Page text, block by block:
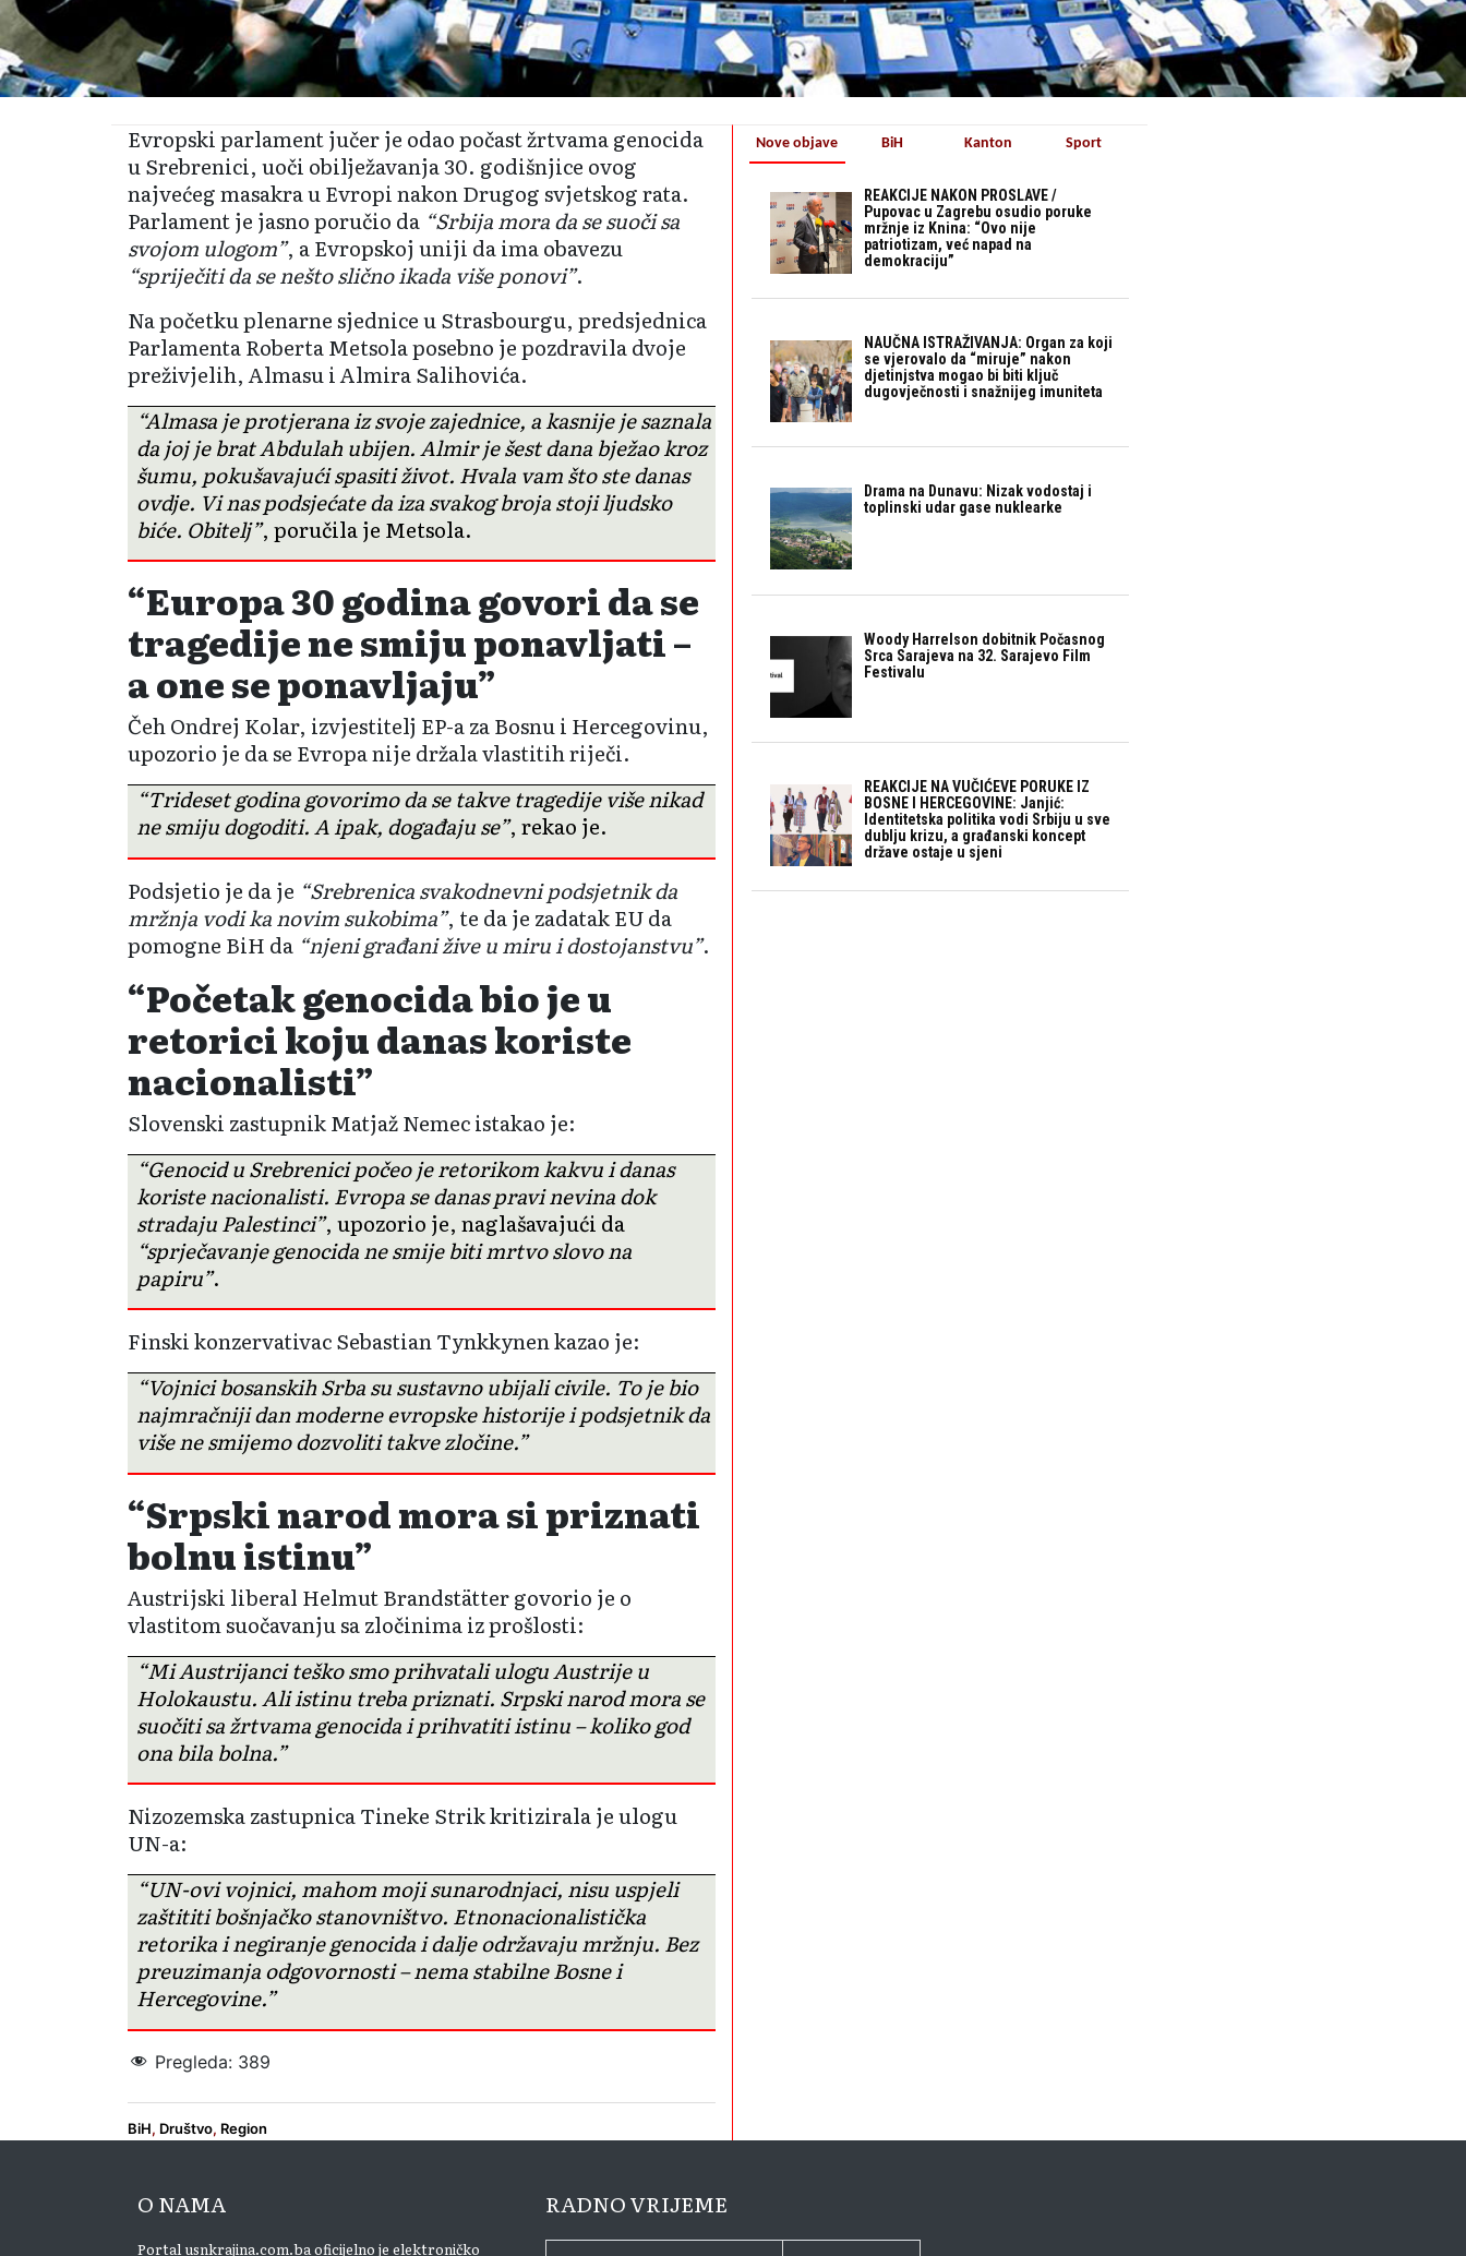
Evropski parlament jučer je odao počast žrtvama genocida
u Srebrenici, uoči obilježavanja 30. godišnjice ovog
najvećeg masakra u Evropi nakon Drugog svjetskog rata.
Parlament je jasno poručio da “Srbija mora da se suoči sa
svojom ulogom”, a Evropskoj uniji da ima obavezu
“spriječiti da se nešto slično ikada više ponovi”.
Na početku plenarne sjednice u Strasbourgu, predsjednica
Parlamenta Roberta Metsola posebno je pozdravila dvoje
preživjelih, Almasu i Almira Salihovića.
“Almasa je protjerana iz svoje zajednice, a kasnije je saznala
da joj je brat Abdulah ubijen. Almir je šest dana bježao kroz
šumu, pokušavajući spasiti život. Hvala vam što ste danas
ovdje. Vi nas podsjećate da iza svakog broja stoji ljudsko
biće. Obitelj”, poručila je Metsola.
“Europa 30 godina govori da se
tragedije ne smiju ponavljati –
a one se ponavljaju”
Čeh Ondrej Kolar, izvjestitelj EP-a za Bosnu i Hercegovinu,
upozorio je da se Evropa nije držala vlastitih riječi.
“Trideset godina govorimo da se takve tragedije više nikad
ne smiju dogoditi. A ipak, događaju se”, rekao je.
Podsjetio je da je “Srebrenica svakodnevni podsjetnik da
mržnja vodi ka novim sukobima”, te da je zadatak EU da
pomogne BiH da “njeni građani žive u miru i dostojanstvu”.
“Početak genocida bio je u
retorici koju danas koriste
nacionalisti”
Slovenski zastupnik Matjaž Nemec istakao je:
“Genocid u Srebrenici počeo je retorikom kakvu i danas
koriste nacionalisti. Evropa se danas pravi nevina dok
stradaju Palestinci”, upozorio je, naglašavajući da
“sprječavanje genocida ne smije biti mrtvo slovo na
papiru”.
Finski konzervativac Sebastian Tynkkynen kazao je:
“Vojnici bosanskih Srba su sustavno ubijali civile. To je bio
najmračniji dan moderne evropske historije i podsjetnik da
više ne smijemo dozvoliti takve zločine.”
“Srpski narod mora si priznati
bolnu istinu”
Austrijski liberal Helmut Brandstätter govorio je o
vlastitom suočavanju sa zločinima iz prošlosti:
“Mi Austrijanci teško smo prihvatali ulogu Austrije u
Holokaustu. Ali istinu treba priznati. Srpski narod mora se
suočiti sa žrtvama genocida i prihvatiti istinu – koliko god
ona bila bolna.”
Nizozemska zastupnica Tineke Strik kritizirala je ulogu
UN-a:
“UN-ovi vojnici, mahom moji sunarodnjaci, nisu uspjeli
zaštititi bošnjačko stanovništvo. Etnonacionalistička
retorika i negiranje genocida i dalje održavaju mržnju. Bez
preuzimanja odgovornosti – nema stabilne Bosne i
Hercegovine.”
Pregleda: 389
BiH, Društvo, Region
Nove objave
REAKCIJE NAKON PROSLAVE /
Pupovac u Zagrebu osudio poruke
mržnje iz Knina: “Ovo nije
patriotizam, već napad na
demokraciju”
NAUČNA ISTRAŽIVANJA: Organ za koji
se vjerovalo da “miruje” nakon
djetinjstva mogao bi biti ključ
dugovječnosti i snažnijeg imuniteta
Drama na Dunavu: Nizak vodostaj i
toplinski udar gase nuklearke
Woody Harrelson dobitnik Počasnog
Srca Sarajeva na 32. Sarajevo Film
Festivalu
REAKCIJE NA VUČIĆEVE PORUKE IZ
BOSNE I HERCEGOVINE: Janjić:
Identitetska politika vodi Srbiju u sve
dublju krizu, a građanski koncept
države ostaje u sjeni
BiH Kanton Sport
O NAMA
Portal usnkrajina.com.ba oficijelno je elektroničko
RADNO VRIJEME